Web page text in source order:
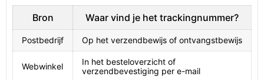
Bron Waar vind je het trackingnummer?
Postbedrijf Op het verzendbewijs of ontvangstbewijs
Webwinkel
In het besteloverzicht of
verzendbevestiging per e-mail